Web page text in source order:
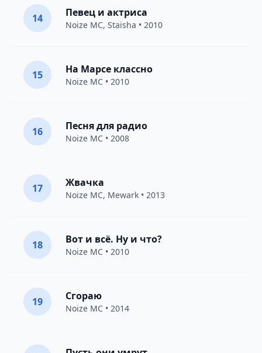
14 Певец и актриса
Noize MC, Staisha • 2010
15 На Марсе классно
Noize MC • 2010
16 Песня для радио
Noize MC • 2008
17 Жвачка
Noize MC, Mewark • 2013
18 Вот и всё. Ну и что?
Noize MC • 2010
19 Сгораю
Noize MC • 2014